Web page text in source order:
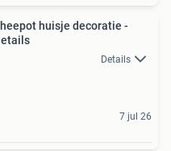
huisje decoratie -
Details
7 jul 26